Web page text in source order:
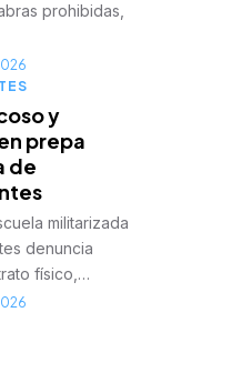
prohibidas,
y
prepa
de
militarizada
denuncia
físico,…